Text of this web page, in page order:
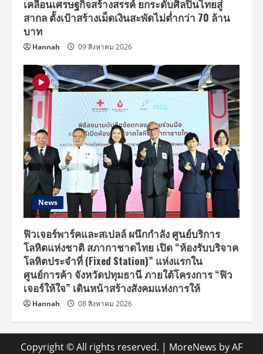
เคลื่อนเศรษฐกิจสร้างสรรค์ ยกระดับศิลปินไทยสู่
สากล ตั้งเป้าสร้างเม็ดเงินสะพัดไม่ต่ำกว่า 70 ล้าน
บาท
Hannah 09 สิงหาคม 2026
News
ฟิวเจอร์พาร์คและสเปลล์ ผนึกกำลัง ศูนย์บริการ
โลหิตแห่งชาติ สภากาชาดไทย เปิด “ห้องรับบริจาค
โลหิตประจำที่ (Fixed Station)” แห่งแรกใน
ศูนย์การค้า จังหวัดปทุมธานี ภายใต้โครงการ “ฟิว
เจอร์ให้ใจ” เดินหน้าสร้างสังคมแห่งการให้
Hannah 08 สิงหาคม 2026
Copyright © All rights reserved. | MoreNews by AF